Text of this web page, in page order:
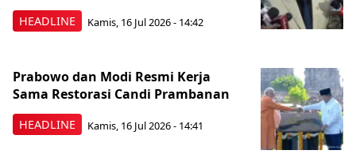
HEADLINE Kamis, 16 Jul 2026 - 14:42
HEADLINE
Prabowo dan Modi Resmi Kerja
Sama Restorasi Candi Prambanan
Kamis, 16 Jul 2026 - 14:41